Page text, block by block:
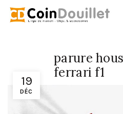
19
DÉC
parure
ferrari f1